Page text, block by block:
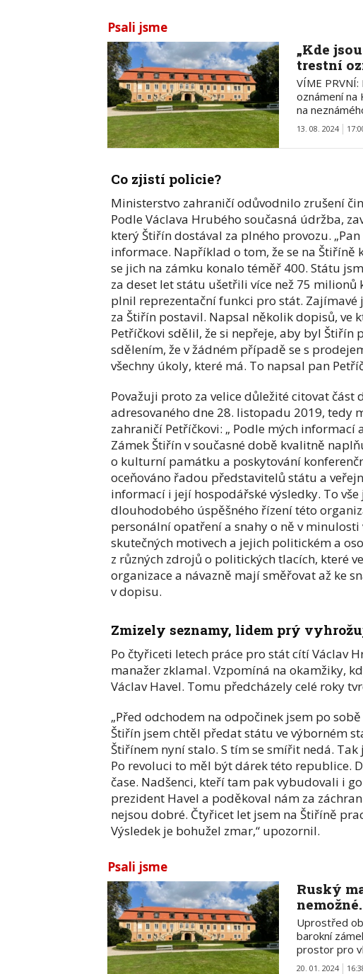
Psali jsme
„Kde
trestní
VÍME
oznámení
na
13. 08. 2024
Co zjistí policie?
Ministerstvo zahraničí odůvodnilo zrušení
Podle Václava Hrubého současná údržba,
který Štiřín dostával za plného provozu.
informace. Například o tom, že se na Štiříně
se jich na zámku konalo téměř 400. Státu
za deset let státu ušetřili více než 75
plnil reprezentační funkci pro stát. Zajímavé
za Štiřín postavil. Napsal několik dopisů,
Petříčkovi sdělil, že si nepřeje, aby byl Štiřín
sdělením, že v žádném případě se s
všechny úkoly, které má. To napsal pan
Považuji proto za velice důležité citovat
adresovaného dne 28. listopadu 2019,
zahraničí Petříčkovi: „ Podle mých
Zámek Štiřín v současné době kvalitně
o kulturní památku a poskytování
oceňováno řadou představitelů státu a
informací i její hospodářské výsledky. To
dlouhodobého úspěšného řízení této
personální opatření a snahy o ně v
skutečných motivech a jejich politickém a
z různých zdrojů o politických tlacích, které
organizace a návazně mají směřovat až ke
v dopisu.
Zmizely seznamy, lidem prý
Po čtyřiceti letech práce pro stát cítí Václav
manažer zklamal. Vzpomíná na okamžiky,
Václav Havel. Tomu předcházely celé roky
„Před odchodem na odpočinek jsem po
Štiřín jsem chtěl předat státu ve výborném
Štiřínem nyní stalo. S tím se smířit nedá.
Po revoluci to měl být dárek této republice.
čase. Nadšenci, kteří tam pak vybudovali i
prezident Havel a poděkoval nám za
nejsou dobré. Čtyřicet let jsem na Štiříně
Výsledek je bohužel zmar,“ upozornil.
Psali jsme
Ruský
Uprostřed
barokní
prostor pro
20. 01. 2024